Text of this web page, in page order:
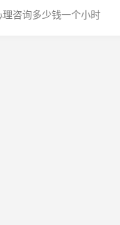
理咨询多少钱一个小时